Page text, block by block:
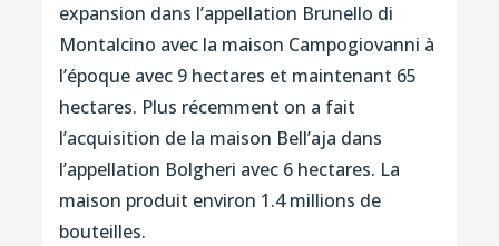
expansion dans l’appellation Brunello di
Montalcino avec la maison Campogiovanni à
l’époque avec 9 hectares et maintenant 65
hectares. Plus récemment on a fait
l’acquisition de la maison Bell’aja dans
l’appellation Bolgheri avec 6 hectares. La
maison produit environ 1.4 millions de
bouteilles.